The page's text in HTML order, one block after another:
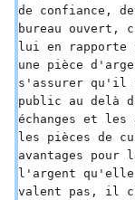
de confiance,
bureau ouvert,
lui en rapporte
une pièce
s'assurer qu'il
public au delà
échanges et
les pièces de
avantages pour
l'argent
valent pas, il